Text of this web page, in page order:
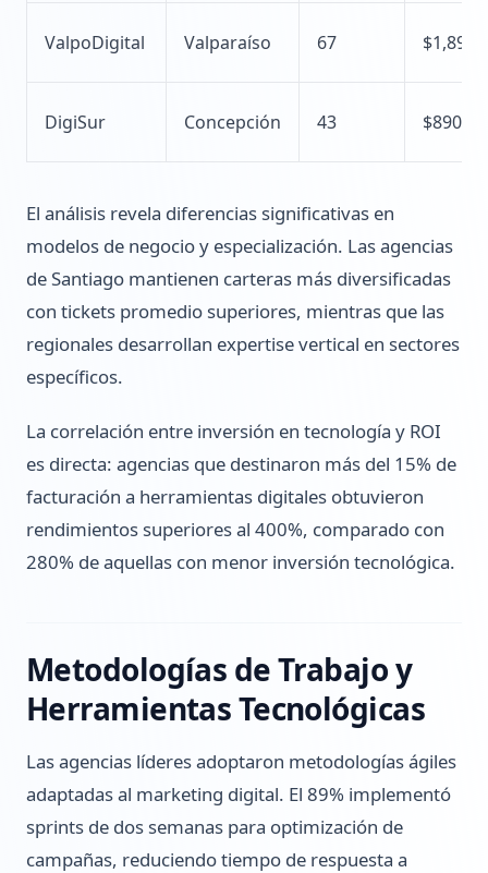
ValpoDigital Valparaíso 67 $1,890
DigiSur Concepción 43 $890
El análisis revela diferencias significativas en
modelos de negocio y especialización. Las agencias
de Santiago mantienen carteras más diversificadas
con tickets promedio superiores, mientras que las
regionales desarrollan expertise vertical en sectores
específicos.
La correlación entre inversión en tecnología y ROI
es directa: agencias que destinaron más del 15% de
facturación a herramientas digitales obtuvieron
rendimientos superiores al 400%, comparado con
280% de aquellas con menor inversión tecnológica.
Metodologías de Trabajo y
Herramientas Tecnológicas
Las agencias líderes adoptaron metodologías ágiles
adaptadas al marketing digital. El 89% implementó
sprints de dos semanas para optimización de
campañas, reduciendo tiempo de respuesta a